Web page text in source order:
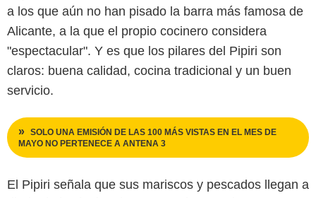
a los que aún no han pisado la barra más famosa de
Alicante, a la que el propio cocinero considera
"espectacular". Y es que los pilares del Pipiri son
claros: buena calidad, cocina tradicional y un buen
servicio.
SOLO UNA EMISIÓN DE LAS 100 MÁS VISTAS EN EL MES DE
MAYO NO PERTENECE A ANTENA 3
El Pipiri señala que sus mariscos y pescados llegan a